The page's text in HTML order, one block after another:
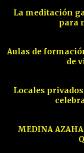
La meditación
para
Aulas de
de
Locales
MEDINA